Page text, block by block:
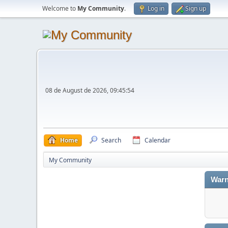
Welcome to My Community. Log in Sign up
08 de August de 2026, 09:45:54
Home Search Calendar
My Community